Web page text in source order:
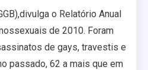
o Relatório Anual
de 2010. Foram
de gays, travestis e
passado, 62 a mais que em